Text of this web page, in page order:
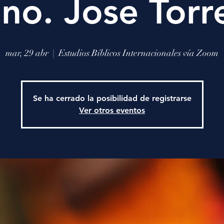
Jose
mar, 29 abr
  |
Estudios Bíblicos Internacionales vía Zoom
Se ha cerrado la posibilidad de registrarse
Ver otros eventos